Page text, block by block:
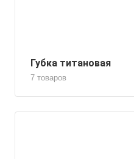
Губка титановая
7 товаров